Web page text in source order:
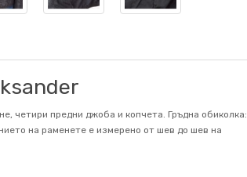
четири предни джоба и копчета. Гръдна обиколка:
на раменете е измерено от шев до шев на